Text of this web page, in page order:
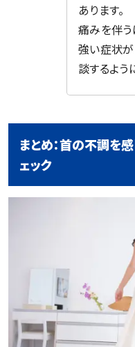
あります。
痛みを伴
強い症状
談するよう
まとめ：首の不調を
ェック